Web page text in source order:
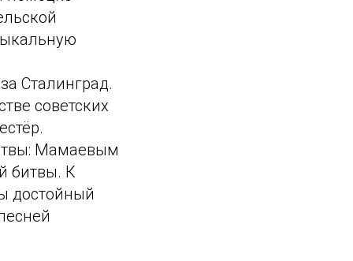
Сталинград.
советских
Мамаевым
битвы. К
достойный